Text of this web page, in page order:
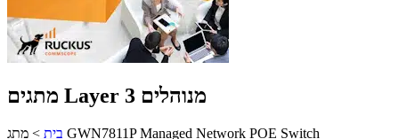
מתגים Layer 3 מנוהלים
בית > מתג GWN7811P Managed Network POE Switch